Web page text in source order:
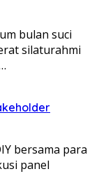
bulan suci
silaturahmi
bersama para
panel